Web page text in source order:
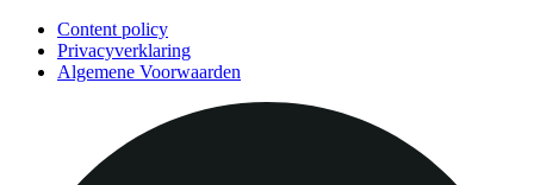
Content policy
Privacyverklaring
Algemene Voorwaarden